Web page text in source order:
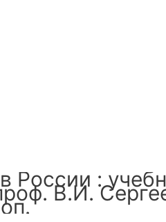
России :
В.И.